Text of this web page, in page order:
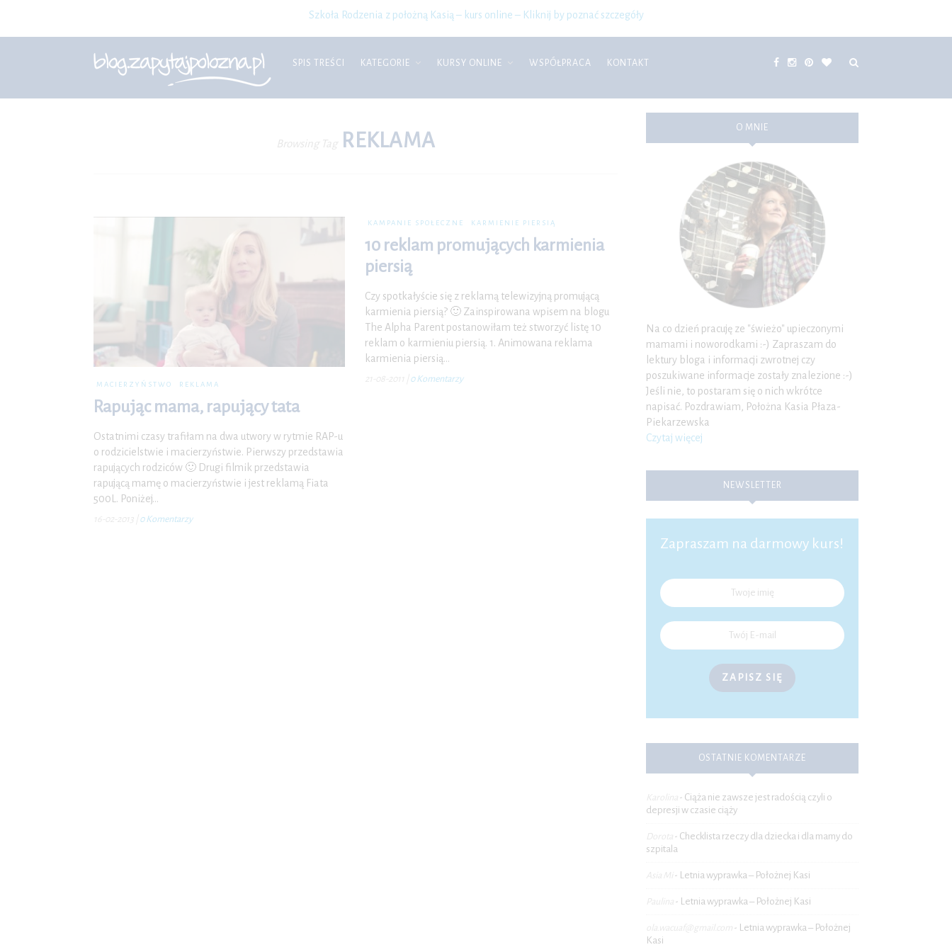
Szkoła Rodzenia z położną Kasią – kurs online – Kliknij by poznać szczegóły
SPIS TREŚCI KATEGORIE KURSY ONLINE WSPÓŁPRACA KONTAKT
Browsing Tag REKLAMA
MACIERZYŃSTWO REKLAMA
Rapując mama, rapujący tata
Ostatnimi czasy trafiłam na dwa utwory w rytmie RAP-u
o rodzicielstwie i macierzyństwie. Pierwszy przedstawia
rapujących rodziców 🙂 Drugi filmik przedstawia
rapującą mamę o macierzyństwie i jest reklamą Fiata
500L. Poniżej…
16-02-2013 0 Komentarzy
KAMPANIE SPOŁECZNE KARMIENIE PIERSIĄ
10 reklam promujących karmienia
piersią
Czy spotkałyście się z reklamą telewizyjną promującą
karmienia piersią? 🙂 Zainspirowana wpisem na blogu
The Alpha Parent postanowiłam też stworzyć listę 10
reklam o karmieniu piersią. 1. Animowana reklama
karmienia piersią…
21-08-2011 0 Komentarzy
O MNIE
Na co dzień pracuję ze "świeżo" upieczonymi
mamami i noworodkami :-) Zapraszam do
lektury bloga i informacji zwrotnej czy
poszukiwane informacje zostały znalezione :-)
Jeśli nie, to postaram się o nich wkrótce
napisać. Pozdrawiam, Położna Kasia Płaza-
Piekarzewska
Czytaj więcej
NEWSLETTER
Zapraszam na darmowy kurs!
ZAPISZ SIĘ
OSTATNIE KOMENTARZE
Karolina - Ciąża nie zawsze jest radością czyli o
depresji w czasie ciąży
Dorota - Checklista rzeczy dla dziecka i dla mamy do
szpitala
Asia Mi - Letnia wyprawka – Położnej Kasi
Paulina - Letnia wyprawka – Położnej Kasi
ola.wacuaf@gmail.com - Letnia wyprawka – Położnej
Kasi